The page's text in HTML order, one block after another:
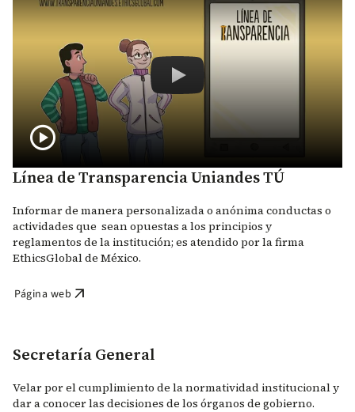
play_circle
Línea de Transparencia Uniandes TÚ
Informar de manera personalizada o anónima conductas o
actividades que sean opuestas a los principios y
reglamentos de la institución; es atendido por la firma
EthicsGlobal de México.
Página web arrow_outward
Secretaría General
Velar por el cumplimiento de la normatividad institucional y
dar a conocer las decisiones de los órganos de gobierno.